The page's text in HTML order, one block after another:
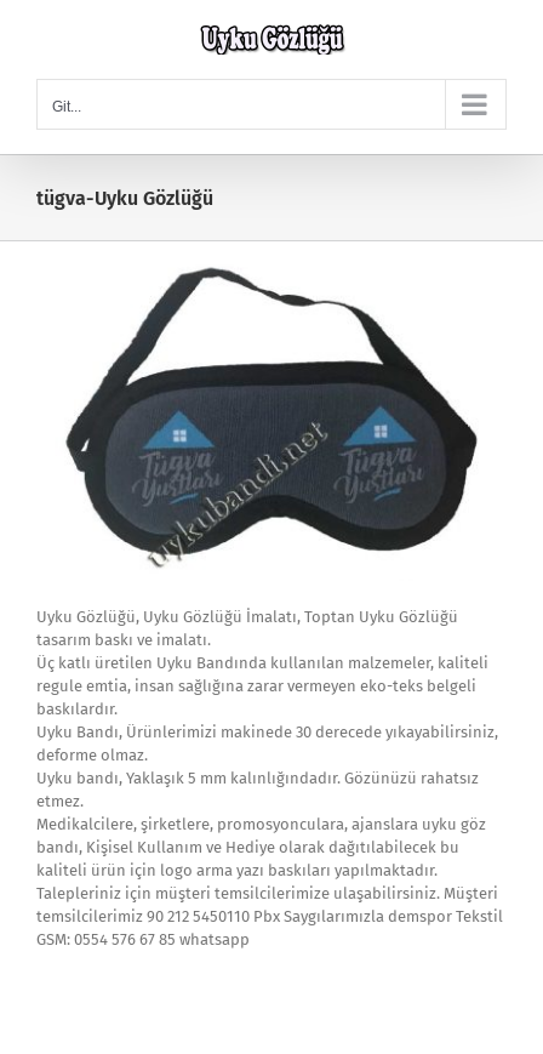
Git...
tügva-Uyku Gözlüğü
Uyku Gözlüğü, Uyku Gözlüğü İmalatı, Toptan Uyku Gözlüğü
tasarım baskı ve imalatı.
Üç katlı üretilen Uyku Bandında kullanılan malzemeler, kaliteli
regule emtia, insan sağlığına zarar vermeyen eko-teks belgeli
baskılardır.
Uyku Bandı, Ürünlerimizi makinede 30 derecede yıkayabilirsiniz,
deforme olmaz.
Uyku bandı, Yaklaşık 5 mm kalınlığındadır. Gözünüzü rahatsız
etmez.
Medikalcilere, şirketlere, promosyonculara, ajanslara uyku göz
bandı, Kişisel Kullanım ve Hediye olarak dağıtılabilecek bu
kaliteli ürün için logo arma yazı baskıları yapılmaktadır.
Talepleriniz için müşteri temsilcilerimize ulaşabilirsiniz. Müşteri
temsilcilerimiz 90 212 5450110 Pbx Saygılarımızla demspor Tekstil
GSM: 0554 576 67 85 whatsapp